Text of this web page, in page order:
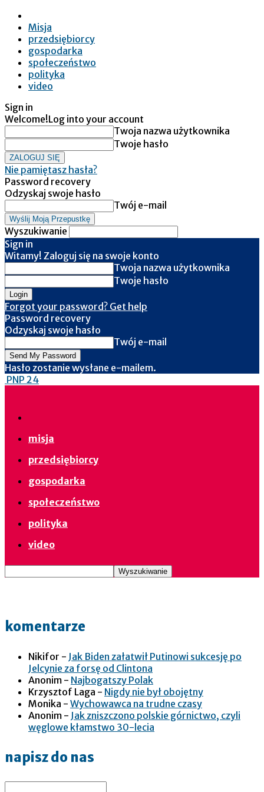
Misja
przedsiębiorcy
gospodarka
społeczeństwo
polityka
video
Sign in
Welcome!Log into your account
Twoja nazwa użytkownika
Twoje hasło
Nie pamiętasz hasła?
Password recovery
Odzyskaj swoje hasło
Twój e-mail
Wyszukiwanie
Sign in
Witamy! Zaloguj się na swoje konto
Twoja nazwa użytkownika
Twoje hasło
Forgot your password? Get help
Password recovery
Odzyskaj swoje hasło
Twój e-mail
Hasło zostanie wysłane e-mailem.
PNP 24
misja
przedsiębiorcy
gospodarka
społeczeństwo
polityka
video
komentarze
Nikifor - Jak Biden załatwił Putinowi sukcesję po
Jelcynie za forsę od Clintona
Anonim - Najbogatszy Polak
Krzysztof Laga - Nigdy nie był obojętny
Monika - Wychowawca na trudne czasy
Anonim - Jak zniszczono polskie górnictwo, czyli
węglowe kłamstwo 30-lecia
napisz do nas